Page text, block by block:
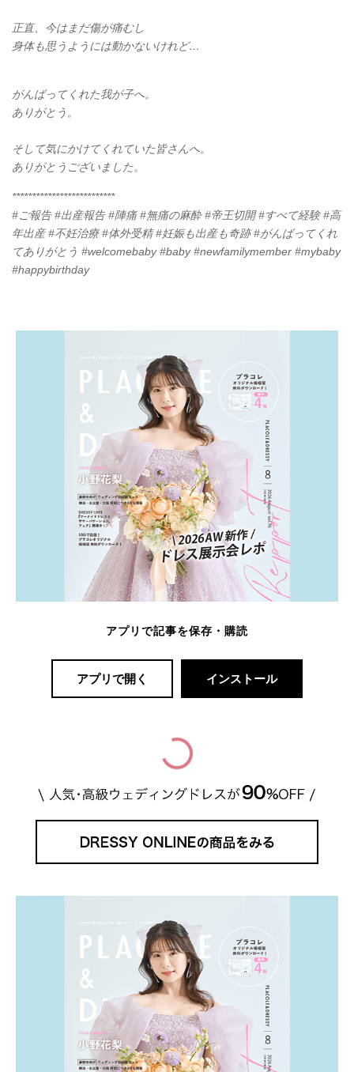
正直、今はまだ傷が痛むし
身体も思うようには動かないけれど…
がんばってくれた我が子へ。
ありがとう。
そして気にかけてくれていた皆さんへ。
ありがとうございました。
**************************
#ご報告 #出産報告 #陣痛 #無痛の麻酔 #帝王切開 #すべて経験 #高
年出産 #不妊治療 #体外受精 #妊娠も出産も奇跡 #がんばってくれ
てありがとう #welcomebaby #baby #newfamilymember #mybaby
#happybirthday
アプリで記事を保存・購読
アプリで開く インストール